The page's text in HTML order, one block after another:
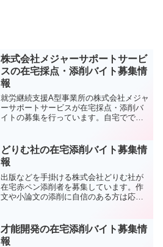
株式会社メジャーサポートサービ
スの在宅採点・添削バイト募集情
報
就労継続支援A型事業所の株式会社メジャ
ーサポートサービスが在宅採点・添削バ
イトの募集を行っています。自宅ででき
クです。
どりむ社の在宅添削バイト募集情
報
出版などを手掛ける株式会社どりむ社が
在宅赤ペン添削者を募集しています。作
文や小論文の添削に自信のある方は応募
です。大阪近郊にお住い方向けの在宅添
削バイト求人です。
才能開発の在宅添削バイト募集情
報